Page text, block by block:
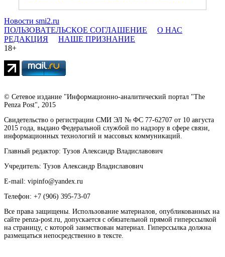
Новости smi2.ru
ПОЛЬЗОВАТЕЛЬСКОЕ СОГЛАШЕНИЕ
О НАС
РЕДАКЦИЯ
НАШЕ ПРИЗНАНИЕ
18+
© Сетевое издание "Информационно-аналитический портал "The
Penza Post", 2015
Свидетельство о регистрации СМИ ЭЛ № ФС 77-62707 от 10 августа
2015 года, выдано Федеральной службой по надзору в сфере связи,
информационных технологий и массовых коммуникаций.
Главный редактор: Тузов Александр Владиславович
Учредитель: Тузов Александр Владиславович
E-mail: vipinfo@yandex.ru
Телефон: +7 (906) 395-73-07
Все права защищены. Использование материалов, опубликованных на
сайте penza-post.ru, допускается с обязательной прямой гиперссылкой
на страницу, с которой заимствован материал. Гиперссылка должна
размещаться непосредственно в тексте.